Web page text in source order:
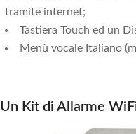
tramite internet;
Tastiera Touch ed un
Menù vocale Italiano
Un Kit di Allarme